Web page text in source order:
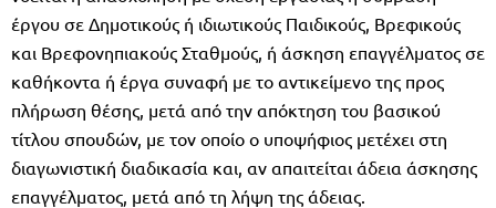
έργου σε Δημοτικούς ή ιδιωτικούς Παιδικούς, Βρεφικούς
και Βρεφονηπιακούς Σταθμούς, ή άσκηση επαγγέλματος σε
καθήκοντα ή έργα συναφή με το αντικείμενο της προς
πλήρωση θέσης, μετά από την απόκτηση του βασικού
τίτλου σπουδών, με τον οποίο ο υποψήφιος μετέχει στη
διαγωνιστική διαδικασία και, αν απαιτείται άδεια άσκησης
επαγγέλματος, μετά από τη λήψη της άδειας.